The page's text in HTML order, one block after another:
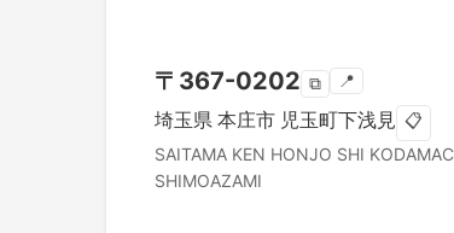
〒 367-0202 ⧉ 📍
埼玉県 本庄市 児玉町下浅見 📋
SAITAMA KEN HONJO SHI
SHIMOAZAMI